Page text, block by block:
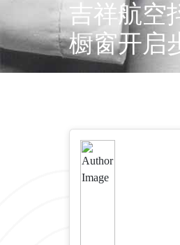
吉祥航空
橱窗开启